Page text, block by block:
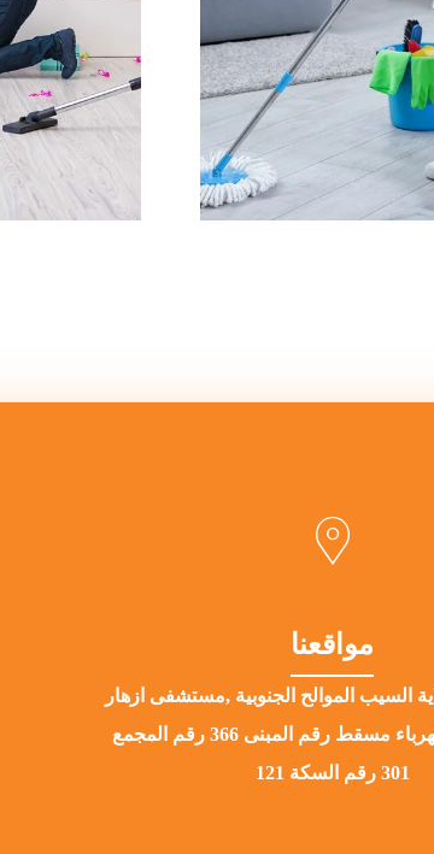
مواقعنا
السيب الموالح الجنوبية ,مستشفى ازهار
الخاص مقابل كهرباء مسقط رقم المبنى 366 رقم المجمع
301 رقم السكة 121